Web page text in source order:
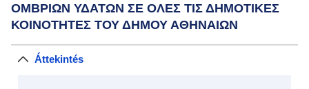
ΟΜΒΡΙΩΝ ΥΔΑΤΩΝ ΣΕ ΟΛΕΣ ΤΙΣ ΔΗΜΟΤΙΚΕΣ
ΚΟΙΝΟΤΗΤΕΣ ΤΟΥ ΔΗΜΟΥ ΑΘΗΝΑΙΩΝ
Áttekintés